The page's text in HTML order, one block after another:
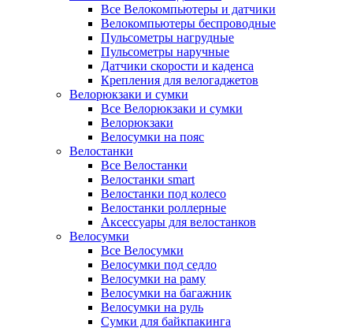
Все Велокомпьютеры и датчики
Велокомпьютеры беспроводные
Пульсометры нагрудные
Пульсометры наручные
Датчики скорости и каденса
Крепления для велогаджетов
Велорюкзаки и сумки
Все Велорюкзаки и сумки
Велорюкзаки
Велосумки на пояс
Велостанки
Все Велостанки
Велостанки smart
Велостанки под колесо
Велостанки роллерные
Аксессуары для велостанков
Велосумки
Все Велосумки
Велосумки под седло
Велосумки на раму
Велосумки на багажник
Велосумки на руль
Сумки для байкпакинга